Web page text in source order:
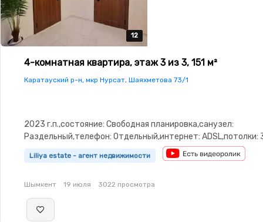
12
12
12
12
12
4-комнатная квартира, этаж 3 из 3, 151 м²
Каратауский р-н, мкр Нурсат, Шаяхметова 73/1
2023 г.п.,состояние: Свободная планировка,санузел:
Раздельный,телефон: Отдельный,интернет: ADSL,потолки:
Паркинг,Кодовый
окна,Улучшенная,Комнаты изолированы,Счётчики,Тихий
Liliya estate - агент недвижимости
Шымкент 19 июля 3022 просмотра